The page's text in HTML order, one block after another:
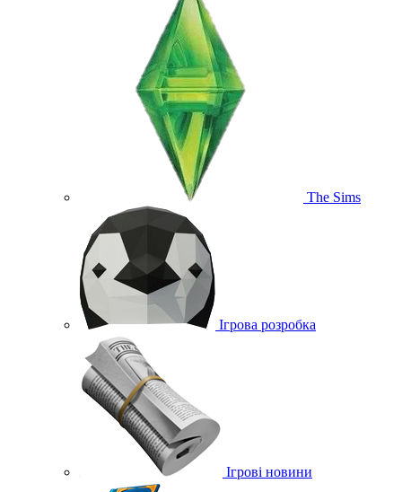
The Sims
Ігрова розробка
Ігрові новини